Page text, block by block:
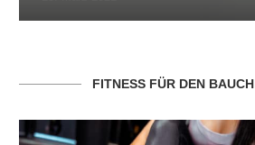
FITNESS FÜR DEN BAUCH